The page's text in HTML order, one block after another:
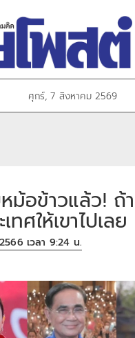
ศุกร์, 7 สิงหาคม 2569
ม้อข้าวแล้ว! ถ้
ทศให้เขาไปเลย
เวลา 9:24 น.